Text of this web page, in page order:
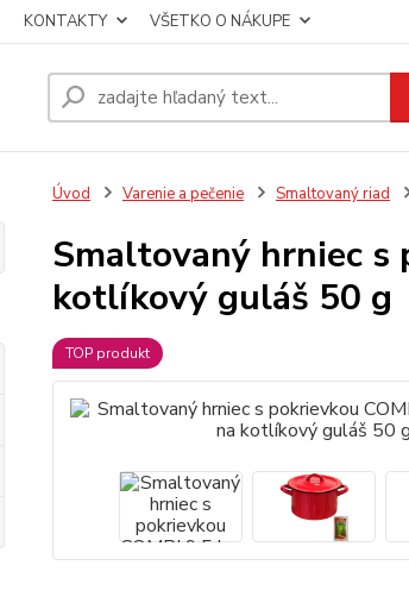
KONTAKTY VŠETKO O NÁKUPE
Úvod Varenie a pečenie Smaltovaný riad
Smaltovaný hrniec s
kotlíkový guláš 50 g
TOP produkt